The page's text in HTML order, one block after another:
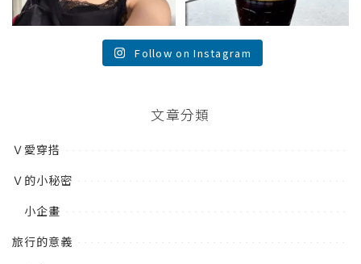
Follow on Instagram
文章分類
Ｖ愛穿搭
Ｖ的小秘密
小企畫
旅行的意義